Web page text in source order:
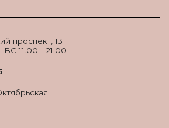
проспект, 13
11.00 - 21.00